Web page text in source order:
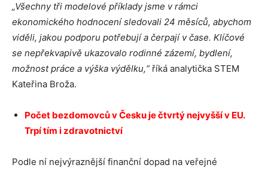
„Všechny tři modelové příklady jsme v rámci
ekonomického hodnocení sledovali 24 měsíců, abychom
viděli, jakou podporu potřebují a čerpají v čase. Klíčové
se nepřekvapivě ukazovalo rodinné zázemí, bydlení,
možnost práce a výška výdělku,“říká analytička STEM
Kateřina Broža.
Počet bezdomovců v Česku je čtvrtý nejvyšší v EU.
Trpí tím i zdravotnictví
Podle ní nejvýraznější finanční dopad na veřejné